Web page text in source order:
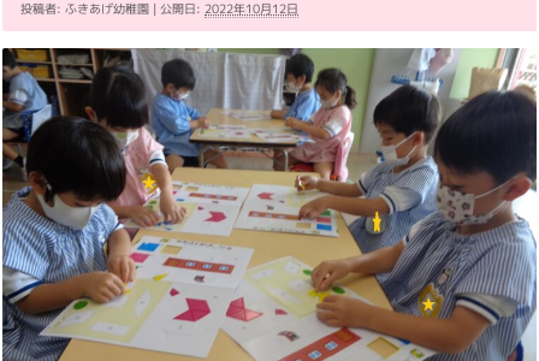
投稿者: ふきあげ幼稚園 | 公開日: 2022年10月12日